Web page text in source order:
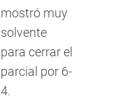
mostró muy
solvente
para cerrar el
parcial por 6-
4.